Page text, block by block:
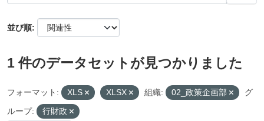
並び順
1 件のデータセットが見つかりました
フォーマット: XLS XLSX 組織: 02_政策企画部
グ
ループ:
行財政